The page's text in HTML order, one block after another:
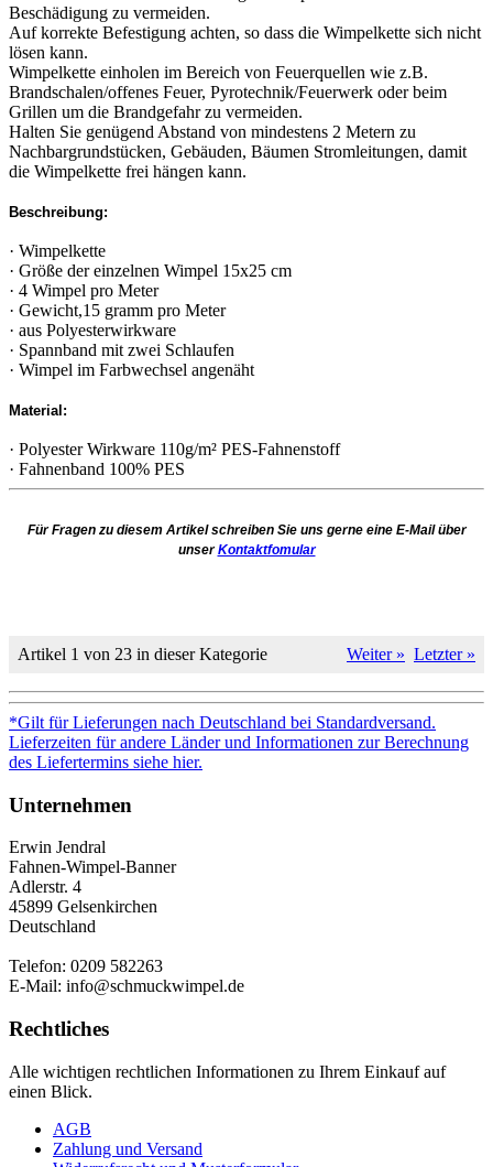
Beschädigung zu vermeiden.
Auf korrekte Befestigung achten, so dass die Wimpelkette sich nicht
lösen kann.
Wimpelkette einholen im Bereich von Feuerquellen wie z.B.
Brandschalen/offenes Feuer, Pyrotechnik/Feuerwerk oder beim
Grillen um die Brandgefahr zu vermeiden.
Halten Sie genügend Abstand von mindestens 2 Metern zu
Nachbargrundstücken, Gebäuden, Bäumen Stromleitungen, damit
die Wimpelkette frei hängen kann.
Beschreibung:
· Wimpelkette
· Größe der einzelnen Wimpel 15x25 cm
· 4 Wimpel pro Meter
· Gewicht,15 gramm pro Meter
· aus Polyesterwirkware
· Spannband mit zwei Schlaufen
· Wimpel im Farbwechsel angenäht
Material:
· Polyester Wirkware 110g/m² PES-Fahnenstoff
· Fahnenband 100% PES
Für Fragen zu diesem Artikel schreiben Sie uns gerne eine E-Mail über
unserKontaktfomular
Artikel 1 von 23 in dieser Kategorie Weiter » Letzter »
*Gilt für Lieferungen nach Deutschland bei Standardversand.
Lieferzeiten für andere Länder und Informationen zur Berechnung
des Liefertermins siehe hier.
Unternehmen
Erwin Jendral
Fahnen-Wimpel-Banner
Adlerstr. 4
45899 Gelsenkirchen
Deutschland
Telefon: 0209 582263
E-Mail: info@schmuckwimpel.de
Rechtliches
Alle wichtigen rechtlichen Informationen zu Ihrem Einkauf auf
einen Blick.
AGB
Zahlung und Versand